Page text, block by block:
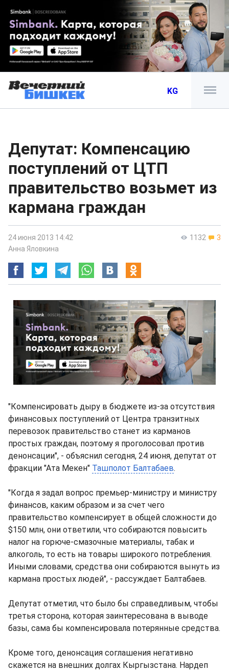
KG
Депутат: Компенсацию
поступлений от ЦТП
правительство возьмет из
кармана граждан
1132 3
24 июня 2013 14:42
Анна Яловкина
"Компенсировать дыру в бюджете из-за отсутствия
финансовых поступлений от Центра транзитных
перевозок правительство станет из карманов
простых граждан, поэтому я проголосовал против
денонсации", - объяснил сегодня, 24 июня, депутат от
фракции "Ата Мекен" Ташполот Балтабаев.
"Когда я задал вопрос премьер-министру и министру
финансов, каким образом и за счет чего
правительство компенсирует в общей сложности до
$150 млн, они ответили, что собираются повысить
налог на горюче-смазочные материалы, табак и
алкоголь, то есть на товары широкого потребления.
Иными словами, средства они собираются вынуть из
кармана простых людей", - рассуждает Балтабаев.
Депутат отметил, что было бы справедливым, чтобы
третья сторона, которая заинтересована в выводе
базы, сама бы компенсировала потерянные средства.
Кроме того, денонсация соглашения негативно
скажется на внешних долгах Кыргызстана. Нардеп